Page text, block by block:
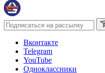
Вконтакте
Telegram
YouTube
Одноклассники